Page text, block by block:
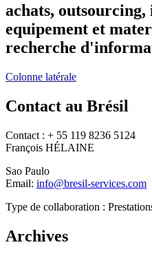
achats,
equipement et
recherche
Colonne latérale
Contact au Brésil
Contact : + 55 119 8236 5124
François HÉLAINE
Sao Paulo
Email: info@bresil-services.com
Type de collaboration :
Archives